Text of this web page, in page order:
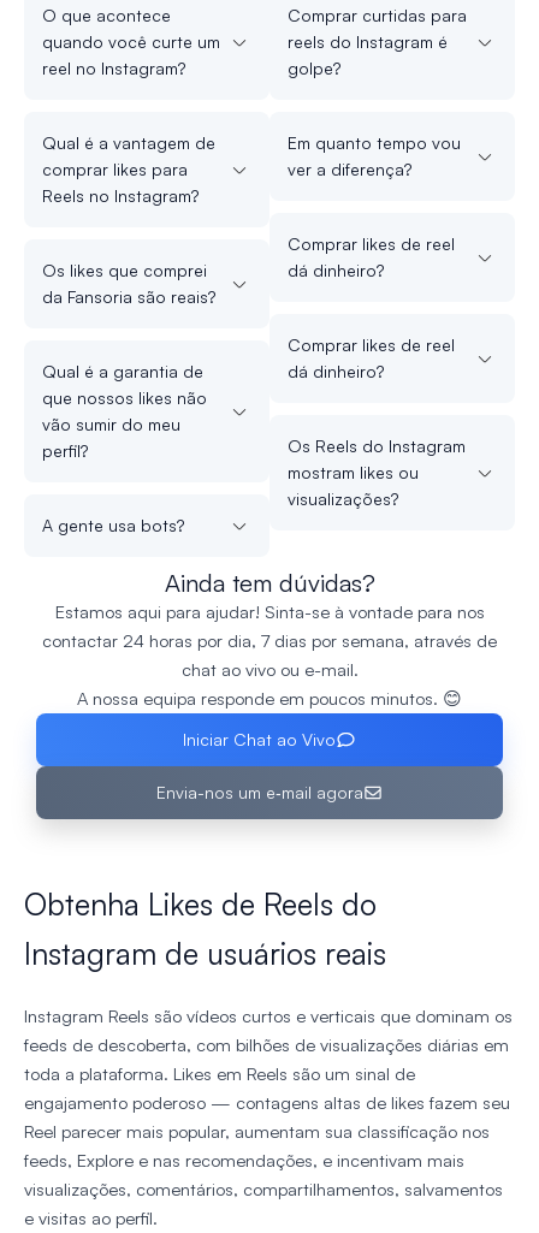
O que acontece
quando você curte um
reel no Instagram?
Qual é a vantagem de
comprar likes para
Reels no Instagram?
Os likes que comprei
da Fansoria são reais?
Qual é a garantia de
que nossos likes não
vão sumir do meu
perfil?
A gente usa bots?
Comprar curtidas para
reels do Instagram é
golpe?
Em quanto tempo vou
ver a diferença?
Comprar likes de reel
dá dinheiro?
Comprar likes de reel
dá dinheiro?
Os Reels do Instagram
mostram likes ou
visualizações?
Ainda tem dúvidas?
Estamos aqui para ajudar! Sinta-se à vontade para nos
contactar 24 horas por dia, 7 dias por semana, através de
chat ao vivo ou e-mail.
A nossa equipa responde em poucos minutos. 😊
Iniciar Chat ao Vivo
Envia-nos um e‑mail agora
Obtenha Likes de Reels do
Instagram de usuários reais
Instagram Reels são vídeos curtos e verticais que dominam os
feeds de descoberta, com bilhões de visualizações diárias em
toda a plataforma. Likes em Reels são um sinal de
engajamento poderoso — contagens altas de likes fazem seu
Reel parecer mais popular, aumentam sua classificação nos
feeds, Explore e nas recomendações, e incentivam mais
visualizações, comentários, compartilhamentos, salvamentos
e visitas ao perfil.